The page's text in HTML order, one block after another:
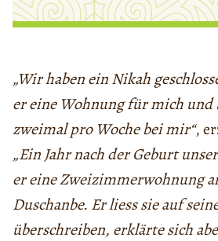
„Wir haben ein Nikah
er eine Wohnung für mich und
zweimal pro Woche bei mir“,
„Ein Jahr nach der Geburt
er eine Zweizimmerwohnung
Duschanbe. Er liess sie auf
überschreiben, erklärte sich